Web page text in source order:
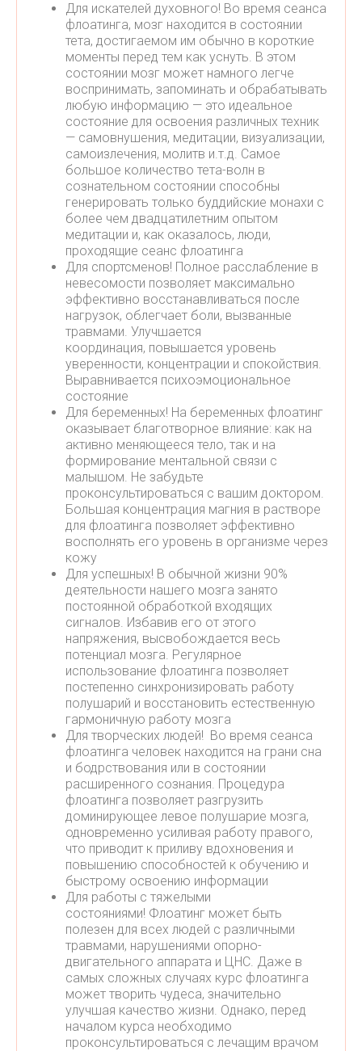
Для искателей духовного! Во время сеанса
флоатинга, мозг находится в состоянии
тета, достигаемом им обычно в короткие
моменты перед тем как уснуть. В этом
состоянии мозг может намного легче
воспринимать, запоминать и обрабатывать
любую информацию — это идеальное
состояние для освоения различных техник
— самовнушения, медитации, визуализации,
самоизлечения, молитв и.т.д. Самое
большое количество тета-волн в
сознательном состоянии способны
генерировать только буддийские монахи с
более чем двадцатилетним опытом
медитации и, как оказалось, люди,
проходящие сеанс флоатинга
Для спортсменов! Полное расслабление в
невесомости позволяет максимально
эффективно восстанавливаться после
нагрузок, облегчает боли, вызванные
травмами. Улучшается
координация, повышается уровень
уверенности, концентрации и спокойствия.
Выравнивается психоэмоциональное
состояние
Для беременных! На беременных флоатинг
оказывает благотворное влияние: как на
активно меняющееся тело, так и на
формирование ментальной связи с
малышом. Не забудьте
проконсультироваться с вашим доктором.
Большая концентрация магния в растворе
для флоатинга позволяет эффективно
восполнять его уровень в организме через
кожу
Для успешных! В обычной жизни 90%
деятельности нашего мозга занято
постоянной обработкой входящих
сигналов. Избавив его от этого
напряжения, высвобождается весь
потенциал мозга. Регулярное
использование флоатинга позволяет
постепенно синхронизировать работу
полушарий и восстановить естественную
гармоничную работу мозга
Для творческих людей! Во время сеанса
флоатинга человек находится на грани сна
и бодрствования или в состоянии
расширенного сознания. Процедура
флоатинга позволяет разгрузить
доминирующее левое полушарие мозга,
одновременно усиливая работу правого,
что приводит к приливу вдохновения и
повышению способностей к обучению и
быстрому освоению информации
Для работы с тяжелыми
состояниями! Флоатинг может быть
полезен для всех людей с различными
травмами, нарушениями опорно-
двигательного аппарата и ЦНС. Даже в
самых сложных случаях курс флоатинга
может творить чудеса, значительно
улучшая качество жизни. Однако, перед
началом курса необходимо
проконсультироваться с лечащим врачом